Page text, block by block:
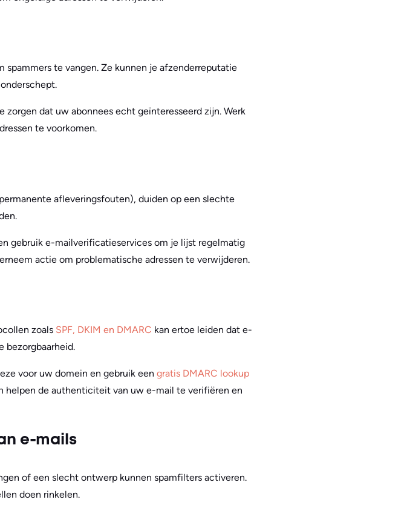
spammers te vangen. Ze kunnen je afzenderreputatie
dat uw abonnees echt geïnteresseerd zijn. Werk
te voorkomen.
afleveringsfouten), duiden op een slechte
gebruik e-mailverificatieservices om je lijst regelmatig
actie om problematische adressen te verwijderen.
zoals SPF, DKIM en DMARC kan ertoe leiden dat e-
bezorgbaarheid.
voor uw domein en gebruik een gratis DMARC lookup
de authenticiteit van uw e-mail te verifiëren en
e-mails
of een slecht ontwerp kunnen spamfilters activeren.
doen rinkelen.